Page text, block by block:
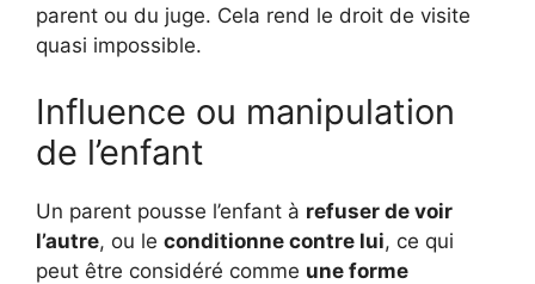
parent ou du juge. Cela rend le droit de visite
quasi impossible.
Influence ou manipulation
de l’enfant
Un parent pousse l’enfant à refuser de voir
l’autre, ou le conditionne contre lui, ce qui
peut être considéré comme une forme